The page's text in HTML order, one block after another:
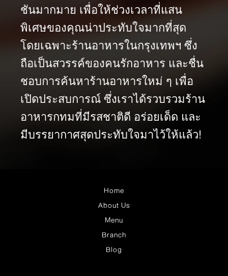
ชันมากมาย เพื่อให้ช่วงเวลาที่แสน
พิเศษของคุณน่าประทับใจมากที่สุด
โดยเฉพาะร้านอาหารในกรุงเทพฯ ซึ่ง
ถือเป็นสวรรค์ของคนรักอาหาร และชื่น
ชอบการค้นหาร้านอาหารใหม่ ๆ เพื่อ
เปิดประสบการณ์ ซึ่งเราได้รวบรวมร้าน
อาหารกทมที่มีรสชาติดี อร่อยเด็ด และ
มีบรรยากาศสุดประทับใจมาไว้ให้แล้ว!
Home
About Us
Menu
Branch
Blog